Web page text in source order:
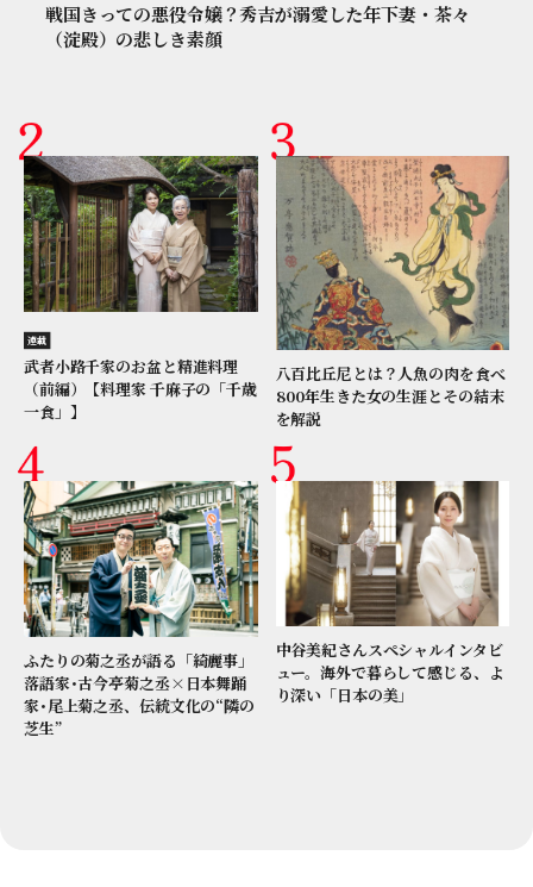
戦国きっての悪役令嬢？秀吉が溺愛した年下妻・茶々
（淀殿）の悲しき素顔
連載
武者小路千家のお盆と精進料理
（前編）【料理家 千麻子の「千歳
一食」】
八百比丘尼とは？人魚の肉を食べ
800年生きた女の生涯とその結末
を解説
ふたりの菊之丞が語る「綺麗事」
落語家･古今亭菊之丞×日本舞踊
家･尾上菊之丞、伝統文化の“隣の
芝生”
中谷美紀さんスペシャルインタビ
ュー。海外で暮らして感じる、よ
り深い「日本の美」